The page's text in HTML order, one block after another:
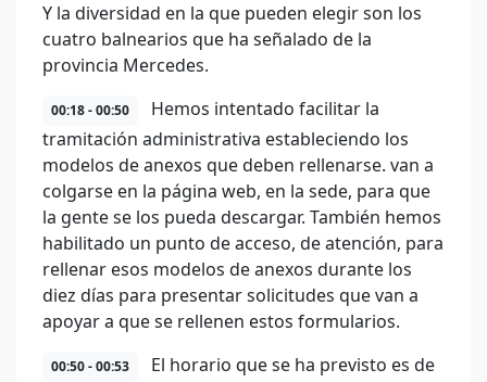
Y la diversidad en la que pueden elegir son los
cuatro balnearios que ha señalado de la
provincia Mercedes.
00:18 - 00:50
Hemos intentado facilitar la
tramitación administrativa estableciendo los
modelos de anexos que deben rellenarse. van a
colgarse en la página web, en la sede, para que
la gente se los pueda descargar. También hemos
habilitado un punto de acceso, de atención, para
rellenar esos modelos de anexos durante los
diez días para presentar solicitudes que van a
apoyar a que se rellenen estos formularios.
00:50 - 00:53
El horario que se ha previsto es de